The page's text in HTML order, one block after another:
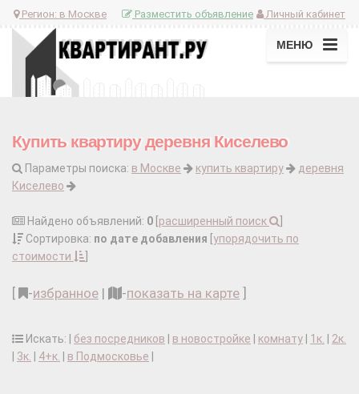
Регион: в Москве Личный кабинет
Разместить объявление
МЕНЮ
Купить квартиру деревня Киселево
Параметры поиска: в Москве купить квартиру
деревня
Киселево
Найдено объявлений: 0 расширенный поиск
Сортировка: по дате добавления упорядочить по
стоимости
-избранное | -показать на карте
Искать: | без посредников в новостройке комнату 1к.
2к.
3к. 4+к. в Подмосковье